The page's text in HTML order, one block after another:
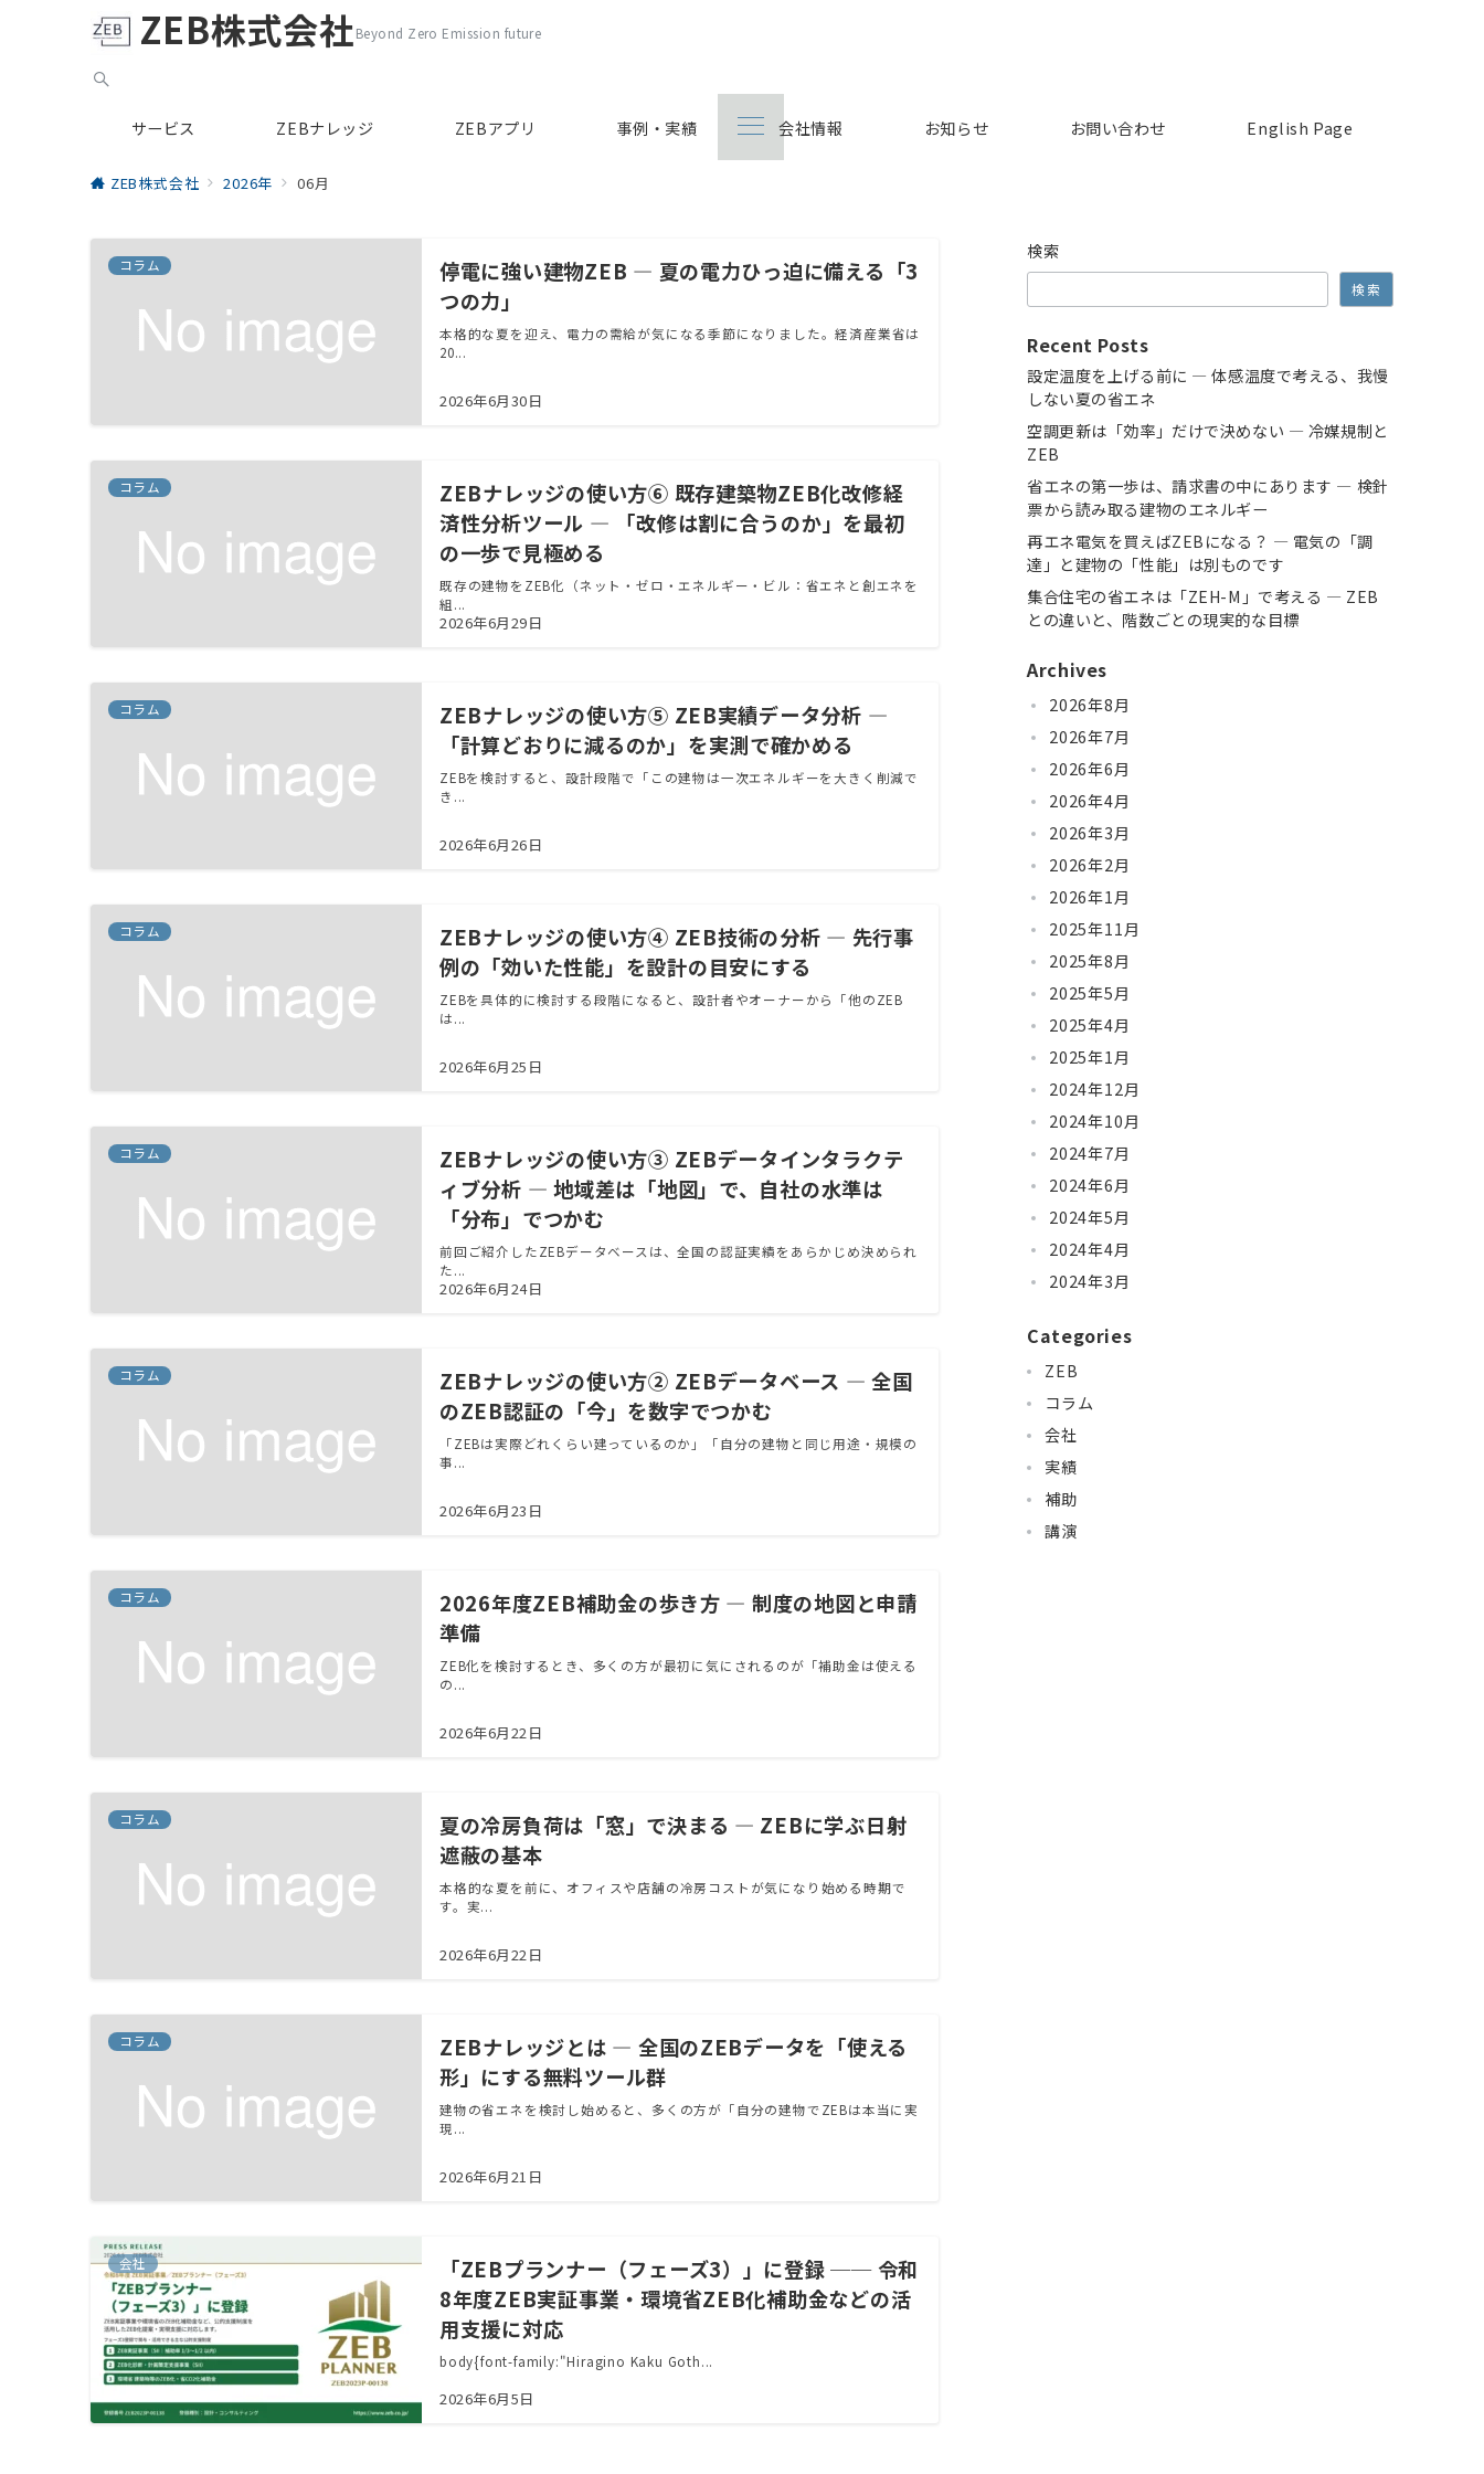
ZEB株式会社Beyond Zero Emission future
サービス ZEBナレッジ ZEBアプリ 事例・実績 会社情報 お知らせ お問い合わせ English Page
ZEB株式会社 2026年 06月
コラム
停電に強い建物ZEB ― 夏の電力ひっ迫に備える「3
つの力」
本格的な夏を迎え、電力の需給が気になる季節になりました。経済産業省は
20...
2026年6月30日
コラム
ZEBナレッジの使い方⑥ 既存建築物ZEB化改修経
済性分析ツール ― 「改修は割に合うのか」を最初
の一歩で見極める
既存の建物をZEB化（ネット・ゼロ・エネルギー・ビル：省エネと創エネを
組...
2026年6月29日
コラム
ZEBナレッジの使い方⑤ ZEB実績データ分析 ―
「計算どおりに減るのか」を実測で確かめる
ZEBを検討すると、設計段階で「この建物は一次エネルギーを大きく削減で
き...
2026年6月26日
コラム
ZEBナレッジの使い方④ ZEB技術の分析 ― 先行事
例の「効いた性能」を設計の目安にする
ZEBを具体的に検討する段階になると、設計者やオーナーから「他のZEB
は...
2026年6月25日
コラム
ZEBナレッジの使い方③ ZEBデータインタラクテ
ィブ分析 ― 地域差は「地図」で、自社の水準は
「分布」でつかむ
前回ご紹介したZEBデータベースは、全国の認証実績をあらかじめ決められ
た...
2026年6月24日
コラム
ZEBナレッジの使い方② ZEBデータベース ― 全国
のZEB認証の「今」を数字でつかむ
「ZEBは実際どれくらい建っているのか」「自分の建物と同じ用途・規模の
事...
2026年6月23日
コラム
2026年度ZEB補助金の歩き方 ― 制度の地図と申請
準備
ZEB化を検討するとき、多くの方が最初に気にされるのが「補助金は使える
の...
2026年6月22日
コラム
夏の冷房負荷は「窓」で決まる ― ZEBに学ぶ日射
遮蔽の基本
本格的な夏を前に、オフィスや店舗の冷房コストが気になり始める時期で
す。実...
2026年6月22日
コラム
ZEBナレッジとは ― 全国のZEBデータを「使える
形」にする無料ツール群
建物の省エネを検討し始めると、多くの方が「自分の建物でZEBは本当に実
現...
2026年6月21日
会社
「ZEBプランナー（フェーズ3）」に登録 ── 令和
8年度ZEB実証事業・環境省ZEB化補助金などの活
用支援に対応
body{font-family:"Hiragino Kaku Goth...
2026年6月5日
検索
検索
Recent Posts
設定温度を上げる前に ― 体感温度で考える、我慢
しない夏の省エネ
空調更新は「効率」だけで決めない ― 冷媒規制と
ZEB
省エネの第一歩は、請求書の中にあります ― 検針
票から読み取る建物のエネルギー
再エネ電気を買えばZEBになる？ ― 電気の「調
達」と建物の「性能」は別ものです
集合住宅の省エネは「ZEH-M」で考える ― ZEB
との違いと、階数ごとの現実的な目標
Archives
2026年8月
2026年7月
2026年6月
2026年4月
2026年3月
2026年2月
2026年1月
2025年11月
2025年8月
2025年5月
2025年4月
2025年1月
2024年12月
2024年10月
2024年7月
2024年6月
2024年5月
2024年4月
2024年3月
Categories
ZEB
コラム
会社
実績
補助
講演